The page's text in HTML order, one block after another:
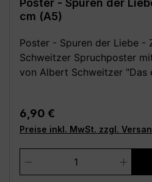
Poster - Spuren der
cm (A5)
Poster - Spuren der Liebe -
Schweitzer Spruchposter mit dem schönen Zitat
von Albert Schweitzer "Das
ist für alle Zimmer eine
Festes, hochwertiges 250 g
ohne Rahmen und Deko. Wähle aus den folgenden
verschiedenen Größen (B x H): - 14,8 x 21 cm
A5) - 20 x 25 cm - 21 x
Regulärer Preis:
6,90 €
Preise inkl. MwSt. zzgl.
Produkt Anzahl: